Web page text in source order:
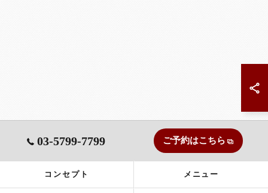
03-5799-7799 ご予約はこちら
コンセプト メニュー